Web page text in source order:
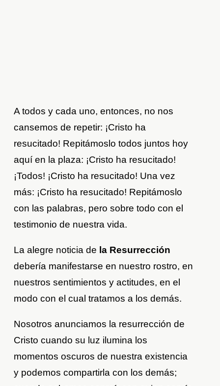
A todos y cada uno, entonces, no nos
cansemos de repetir: ¡Cristo ha
resucitado! Repitámoslo todos juntos hoy
aquí en la plaza: ¡Cristo ha resucitado!
¡Todos! ¡Cristo ha resucitado! Una vez
más: ¡Cristo ha resucitado! Repitámoslo
con las palabras, pero sobre todo con el
testimonio de nuestra vida.
La alegre noticia de la Resurrección
debería manifestarse en nuestro rostro, en
nuestros sentimientos y actitudes, en el
modo con el cual tratamos a los demás.
Nosotros anunciamos la resurrección de
Cristo cuando su luz ilumina los
momentos oscuros de nuestra existencia
y podemos compartirla con los demás;